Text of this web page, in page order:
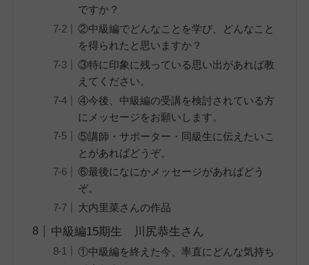
ですか？
②中級編でどんなことを学び、どんなこと
を得られたと思いますか？
③特に印象に残っている思い出があれば教
えてください。
④今後、中級編の受講を検討されている方
にメッセージをお願いします。
⑤講師・サポーター・同級生に伝えたいこ
とがあればどうぞ。
⑥最後になにかメッセージがあればどう
ぞ。
大内里菜さんの作品
中級編15期生 川尻恭生さん
①中級編を終えた今、率直にどんな気持ち